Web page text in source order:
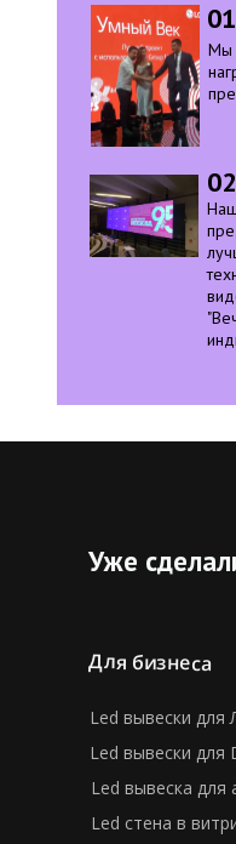
01
Мы
02
Уже
Для бизнеса
Led вывески
Led вывески для
Led вывеска для
Led стена в